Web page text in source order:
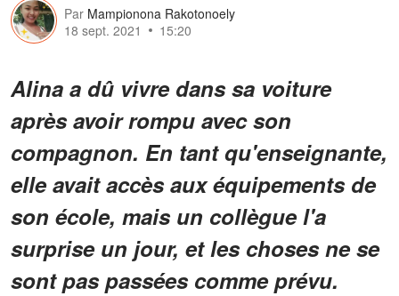
Par Mampionona Rakotonoely
18 sept. 2021
15:20
Alina a dû vivre dans sa voiture
après avoir rompu avec son
compagnon. En tant qu'enseignante,
elle avait accès aux équipements de
son école, mais un collègue l'a
surprise un jour, et les choses ne se
sont pas passées comme prévu.